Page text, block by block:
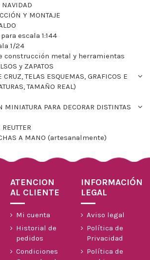
NAVIDAD
Y MONTAJE
escala 1:144
1/24
construcción metal y herramientas
y ZAPATOS
CRUZ, TELAS ESQUEMAS, GRAFICOS E
TAMAÑO REAL)
MINIATURA PARA DECORAR DISTINTAS
A MANO (artesanalmente)
ATENCION
AL CLIENTE
Mi cuenta
Historial de
pedidos
Condiciones
INFORMACIÓN
LEGAL
Aviso legal
Política de
Privacidad
Política de